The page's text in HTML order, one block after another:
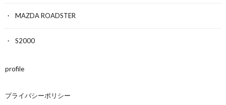
MAZDA ROADSTER
S2000
profile
プライバシーポリシー